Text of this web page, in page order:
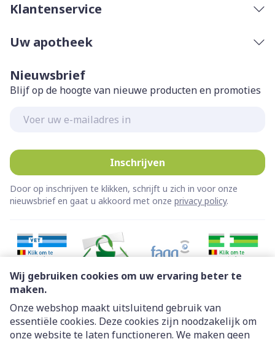
Wij gebruiken cookies om uw ervaring beter te
maken.
Onze webshop maakt uitsluitend gebruik van
essentiële cookies. Deze cookies zijn noodzakelijk om
onze website te laten functioneren. We maken geen
Klantenservice
Uw apotheek
Nieuwsbrief
Blijf op de hoogte van nieuwe producten en promoties
Inschrijven
Door op inschrijven te klikken, schrijft u zich in voor onze
nieuwsbrief en gaat u akkoord met onze privacy policy.
Juridische links